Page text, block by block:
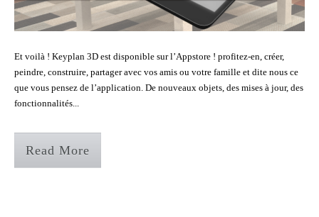
Et voilà ! Keyplan 3D est disponible sur l’Appstore ! profitez-en, créer,
peindre, construire, partager avec vos amis ou votre famille et dite nous ce
que vous pensez de l’application. De nouveaux objets, des mises à jour, des
fonctionnalités...
Read More